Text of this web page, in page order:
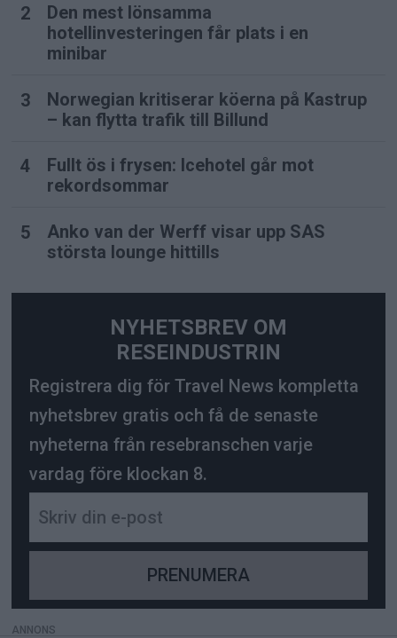
Den mest lönsamma
hotellinvesteringen får plats i en
minibar
Norwegian kritiserar köerna på Kastrup
– kan flytta trafik till Billund
Fullt ös i frysen: Icehotel går mot
rekordsommar
Anko van der Werff visar upp SAS
största lounge hittills
NYHETSBREV OM
RESEINDUSTRIN
Registrera dig för Travel News kompletta
nyhetsbrev gratis och få de senaste
nyheterna från resebranschen varje
vardag före klockan 8.
ANNONS